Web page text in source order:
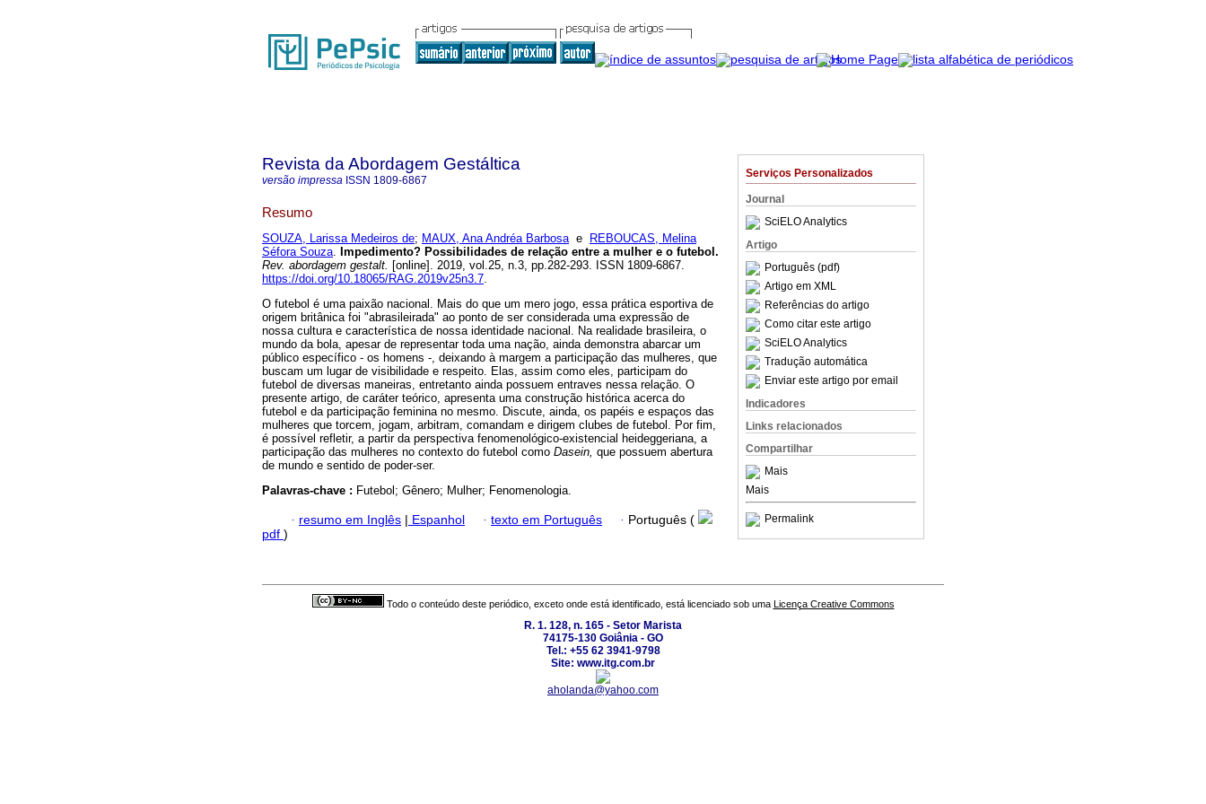
Serviços Personalizados
Journal
SciELO Analytics
Artigo
Português (pdf)
Artigo em XML
Referências do artigo
Como citar este artigo
SciELO Analytics
Tradução automática
Enviar este artigo por email
Indicadores
Links relacionados
Compartilhar
Mais
Mais
Permalink
Revista da Abordagem Gestáltica
versão impressa ISSN 1809-6867
Resumo
SOUZA, Larissa Medeiros de; MAUX, Ana Andréa Barbosae
REBOUCAS, Melina
Séfora Souza. Impedimento? Possibilidades de relação entre a mulher e o futebol .
Rev. abordagem gestalt. [online]. 2019, vol.25, n.3, pp.282-293. ISSN 1809-6867.
https://doi.org/10.18065/RAG.2019v25n3.7.
O futebol é uma paixão nacional. Mais do que um mero jogo, essa prática esportiva de
origem britânica foi "abrasileirada" ao ponto de ser considerada uma expressão de
nossa cultura e característica de nossa identidade nacional. Na realidade brasileira, o
mundo da bola, apesar de representar toda uma nação, ainda demonstra abarcar um
público específico - os homens -, deixando à margem a participação das mulheres, que
buscam um lugar de visibilidade e respeito. Elas, assim como eles, participam do
futebol de diversas maneiras, entretanto ainda possuem entraves nessa relação. O
presente artigo, de caráter teórico, apresenta uma construção histórica acerca do
futebol e da participação feminina no mesmo. Discute, ainda, os papéis e espaços das
mulheres que torcem, jogam, arbitram, comandam e dirigem clubes de futebol. Por fim,
é possível refletir, a partir da perspectiva fenomenológico-existencial heideggeriana, a
participação das mulheres no contexto do futebol como Dasein, que possuem abertura
de mundo e sentido de poder-ser.
Palavras-chave : Futebol; Gênero; Mulher; Fenomenologia.
· resumo em Inglês | Espanhol · texto em Português · Português (
pdf )
Todo o conteúdo deste periódico, exceto onde está identificado, está licenciado sob uma Licença Creative Commons
R. 1. 128, n. 165 - Setor Marista
74175-130 Goiânia - GO
Tel.: +55 62 3941-9798
Site: www.itg.com.br
aholanda@yahoo.com